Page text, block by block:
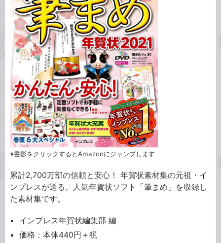
※書影をクリックするとAmazonにジャンプします
累計2,700万部の信頼と安心！ 年賀状素材集の元祖・イ
ンプレスが送る、人気年賀状ソフト「筆まめ」を収録し
た素材集です。
インプレス年賀状編集部 編
価格：本体440円＋税